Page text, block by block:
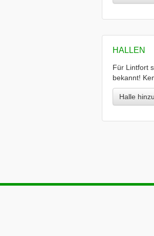
HALLEN
Für Lintfort
bekannt!
Halle